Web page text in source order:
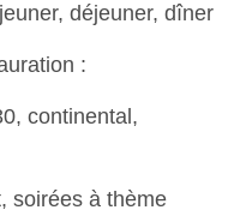
frais, réservation &
de réunion : 2,
déjeuner, dîner
:
continental,
soirées à thème